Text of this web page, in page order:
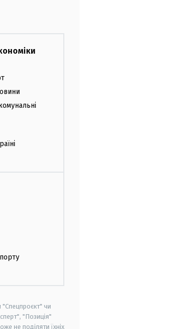
"Спецпроєкт" чи
"Позиція"
не поділяти їхніх